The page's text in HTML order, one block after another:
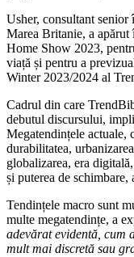
Usher, consultant
Marea Britanie, a
Home Show 2023,
viață și pentru a
Winter 2023/2024 al
Cadrul din care
debutul discursului,
Megatendințele actuale,
durabilitatea,
globalizarea, era
și puterea de schimbare,
Tendințele macro sunt
multe megatendințe, a
adevărat evidentă, cum
mult mai discretă sau